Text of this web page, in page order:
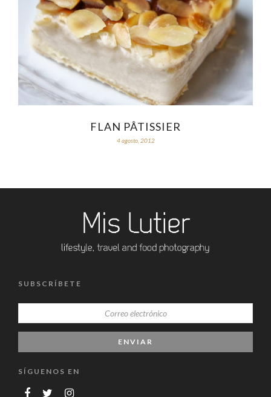
FLAN PÂTISSIER
4 agosto, 2012
SUBSCRÍBETE
SÍGUENOS EN